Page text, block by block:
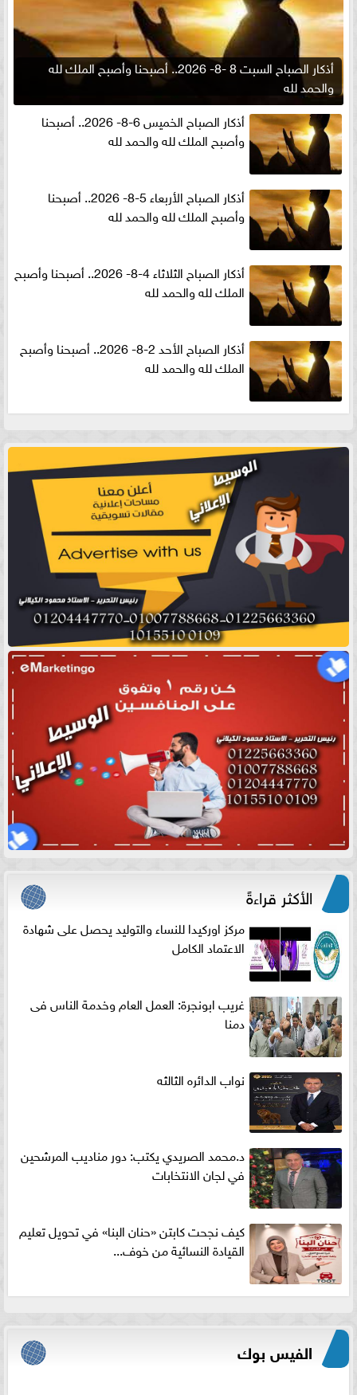
أذكار الصباح السبت 8 -8- 2026.. أصبحنا وأصبح الملك لله
والحمد لله
أذكار الصباح الخميس 6-8- 2026.. أصبحنا
وأصبح الملك لله والحمد لله
أذكار الصباح الأربعاء 5-8- 2026.. أصبحنا
وأصبح الملك لله والحمد لله
أذكار الصباح الثلاثاء 4-8- 2026.. أصبحنا وأصبح
الملك لله والحمد لله
أذكار الصباح الأحد 2-8- 2026.. أصبحنا وأصبح
الملك لله والحمد لله
الأكثر قراءةً
مركز اوركيدا للنساء والتوليد يحصل على شهادة
الاعتماد الكامل
غريب ابونجرة: العمل العام وخدمة الناس فى
دمنا
نواب الدائره الثالثه
د.محمد الصريدي يكتب: دور مناديب المرشحين
في لجان الانتخابات
كيف نجحت كابتن «حنان البنا» في تحويل تعليم
القيادة النسائية من خوف...
الفيس بوك